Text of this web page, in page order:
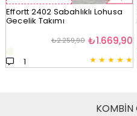
Effortt 2402 Sabahlıklı Lohusa
Gecelik Takımı
★ ★ ★ ★ ★
1
₺1.669,90
₺2.259,90
KOMBİN